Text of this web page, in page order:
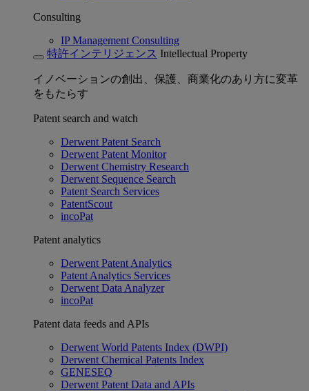
Consulting
IP Management Consulting
特許インテリジェンス Intellectual Property
イノベーションの創出、保護、商業化のあり方に変革
をもたらす
Patent search and watch
Derwent Patent Search
Derwent Patent Monitor
Derwent Chemistry Research
Derwent Sequence Search
Patent Search Services
PatentScout
incoPat
Patent analytics
Derwent Patent Analytics
Patent Analytics Services
Derwent Data Analyzer
incoPat
Patent data feeds and APIs
Derwent World Patents Index (DWPI)
Derwent Chemical Patents Index
GENESEQ
Derwent Patent Data and APIs